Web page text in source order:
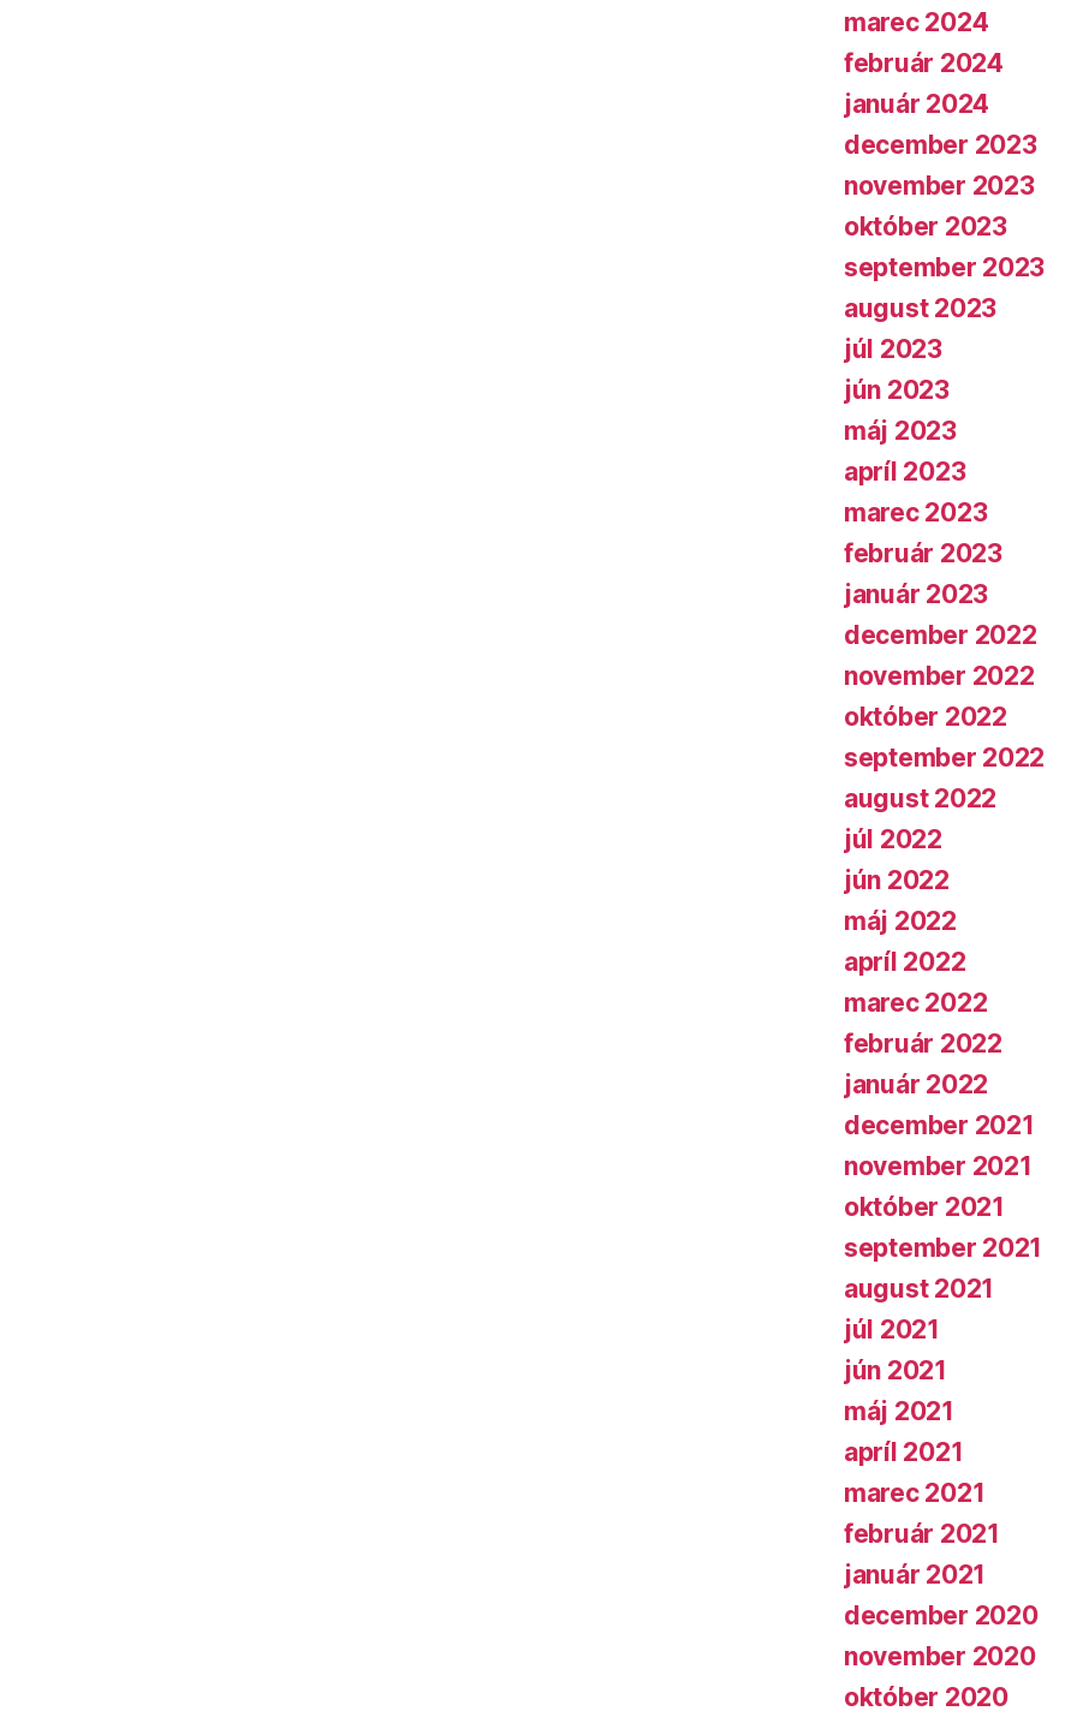
marec 2024
február 2024
január 2024
december 2023
november 2023
október 2023
september 2023
august 2023
júl 2023
jún 2023
máj 2023
apríl 2023
marec 2023
február 2023
január 2023
december 2022
november 2022
október 2022
september 2022
august 2022
júl 2022
jún 2022
máj 2022
apríl 2022
marec 2022
február 2022
január 2022
december 2021
november 2021
október 2021
september 2021
august 2021
júl 2021
jún 2021
máj 2021
apríl 2021
marec 2021
február 2021
január 2021
december 2020
november 2020
október 2020